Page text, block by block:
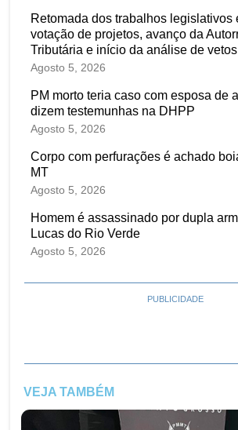
Retomada dos trabalhos legislativos
votação de projetos, avanço da
Tributária e início da análise de vetos
Agosto 5, 2026
PM morto teria caso com esposa de
dizem testemunhas na DHPP
Agosto 5, 2026
Corpo com perfurações é achado
MT
Agosto 5, 2026
Homem é assassinado por dupla
Lucas do Rio Verde
Agosto 5, 2026
PUBLICIDADE
VEJA TAMBÉM